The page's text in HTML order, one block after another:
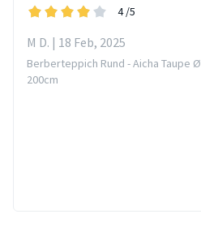
4 /5
M D. | 18 Feb, 2025
Berberteppich Rund - Aicha Taupe Ø
200cm